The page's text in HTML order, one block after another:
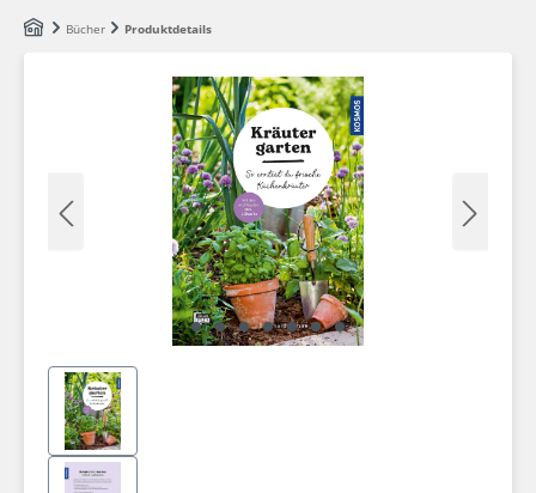
Zum Hauptinhalt springen
Bücher Produktdetails